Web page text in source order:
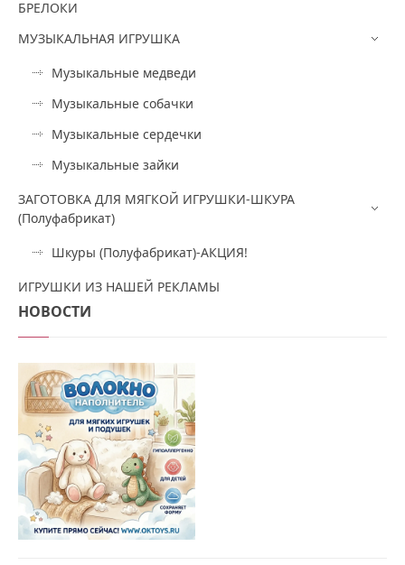
БРЕЛОКИ
МУЗЫКАЛЬНАЯ ИГРУШКА
Музыкальные медведи
Музыкальные собачки
Музыкальные сердечки
Музыкальные зайки
ЗАГОТОВКА ДЛЯ МЯГКОЙ ИГРУШКИ-ШКУРА
(Полуфабрикат)
Шкуры (Полуфабрикат)-АКЦИЯ!
ИГРУШКИ ИЗ НАШЕЙ РЕКЛАМЫ
НОВОСТИ